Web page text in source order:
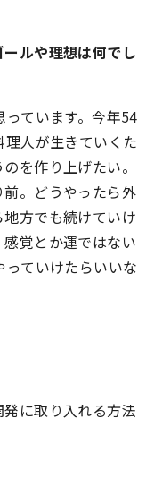
ルや理想は何でし
ています。今年54
人が生きていくた
を作り上げたい。
。どうやったら外
方でも続けていけ
覚とか運ではない
ていけたらいいな
に取り入れる方法